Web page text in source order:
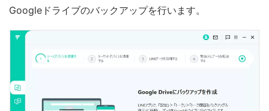
Googleドライブのバックアップを行います。